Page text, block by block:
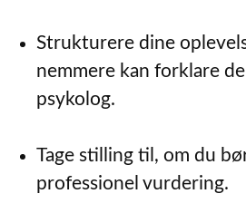
Strukturere dine
nemmere kan forklare
psykolog.
Tage stilling til, om du
professionel vurdering.